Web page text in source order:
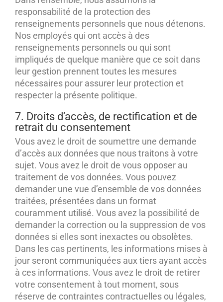
responsabilité de la protection des
renseignements personnels que nous détenons.
Nos employés qui ont accès à des
renseignements personnels ou qui sont
impliqués de quelque manière que ce soit dans
leur gestion prennent toutes les mesures
nécessaires pour assurer leur protection et
respecter la présente politique.
7. Droits d’accès, de rectification et de
retrait du consentement
Vous avez le droit de soumettre une demande
d’accès aux données que nous traitons à votre
sujet. Vous avez le droit de vous opposer au
traitement de vos données. Vous pouvez
demander une vue d’ensemble de vos données
traitées, présentées dans un format
couramment utilisé. Vous avez la possibilité de
demander la correction ou la suppression de vos
données si elles sont inexactes ou obsolètes.
Dans les cas pertinents, les informations mises à
jour seront communiquées aux tiers ayant accès
à ces informations. Vous avez le droit de retirer
votre consentement à tout moment, sous
réserve de contraintes contractuelles ou légales,